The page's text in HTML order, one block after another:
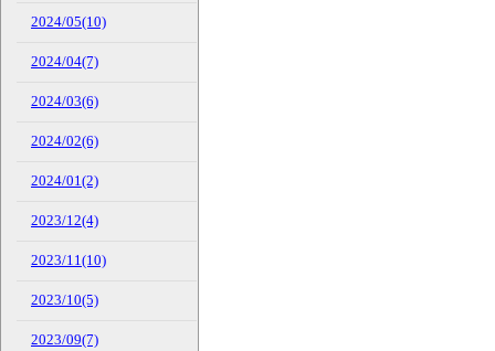
2024/05(10)
2024/04(7)
2024/03(6)
2024/02(6)
2024/01(2)
2023/12(4)
2023/11(10)
2023/10(5)
2023/09(7)